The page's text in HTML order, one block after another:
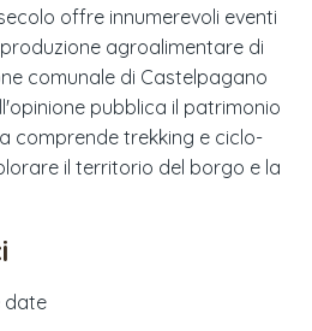
offre innumerevoli eventi
agroalimentare di
comunale di Castelpagano
pubblica il patrimonio
comprende trekking e ciclo-
il territorio del borgo e la
date